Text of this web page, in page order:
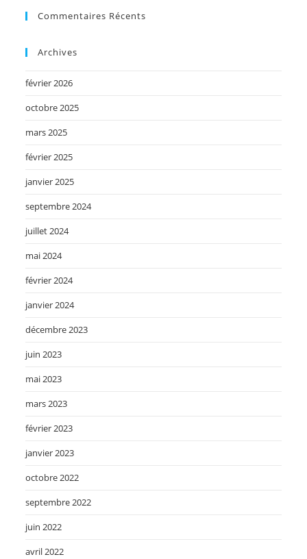
Commentaires Récents
Archives
février 2026
octobre 2025
mars 2025
février 2025
janvier 2025
septembre 2024
juillet 2024
mai 2024
février 2024
janvier 2024
décembre 2023
juin 2023
mai 2023
mars 2023
février 2023
janvier 2023
octobre 2022
septembre 2022
juin 2022
avril 2022